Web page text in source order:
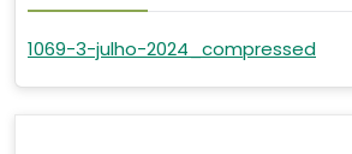
1069-3-julho-2024_compressed